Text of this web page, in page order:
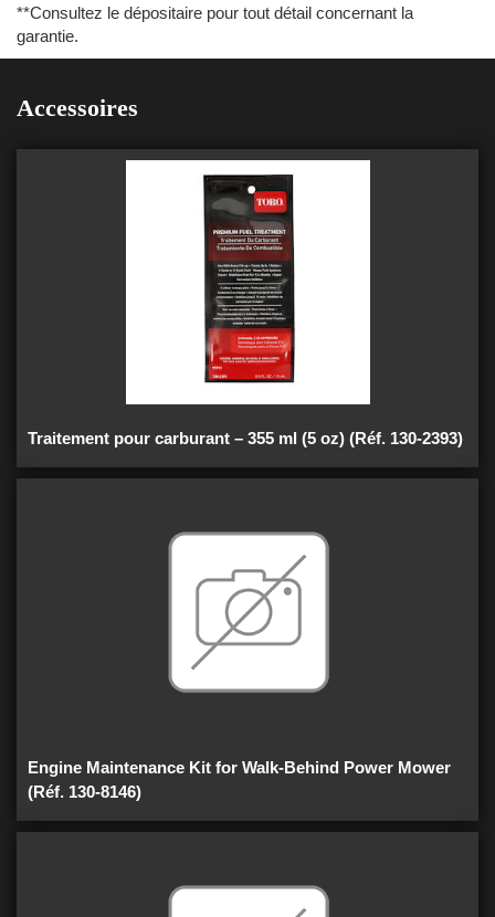
**Consultez le dépositaire pour tout détail concernant la
garantie.
Accessoires
Traitement pour carburant – 355 ml (5 oz) (Réf. 130-2393)
Engine Maintenance Kit for Walk-Behind Power Mower
(Réf. 130-8146)